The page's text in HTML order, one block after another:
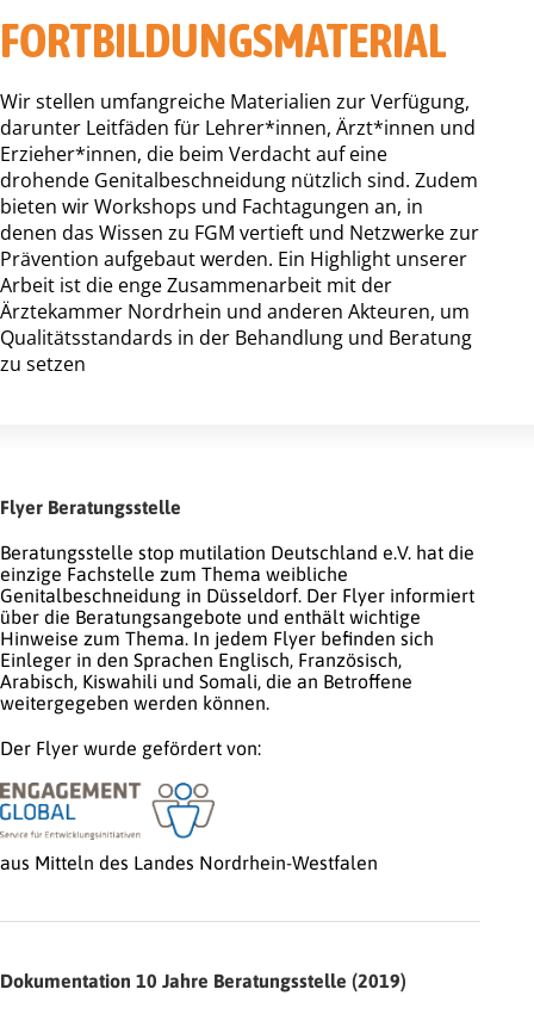
FORTBILDUNGS­MATERIAL
Wir stellen umfangreiche Materialien zur Verfügung,
darunter Leitfäden für Lehrer*innen, Ärzt*innen und
Erzieher*innen, die beim Verdacht auf eine
drohende Genitalbeschneidung nützlich sind. Zudem
bieten wir Workshops und Fachtagungen an, in
denen das Wissen zu FGM vertieft und Netzwerke zur
Prävention aufgebaut werden. Ein Highlight unserer
Arbeit ist die enge Zusammenarbeit mit der
Ärztekammer Nordrhein und anderen Akteuren, um
Qualitätsstandards in der Behandlung und Beratung
zu setzen
Flyer Beratungsstelle
Beratungsstelle stop mutilation Deutschland e.V. hat die
einzige Fachstelle zum Thema weibliche
Genitalbeschneidung in Düsseldorf. Der Flyer informiert
über die Beratungsangebote und enthält wichtige
Hinweise zum Thema. In jedem Flyer befinden sich
Einleger in den Sprachen Englisch, Französisch,
Arabisch, Kiswahili und Somali, die an Betroffene
weitergegeben werden können.
Der Flyer wurde gefördert von:
aus Mitteln des Landes Nordrhein-Westfalen
Dokumentation 10 Jahre Beratungsstelle (2019)